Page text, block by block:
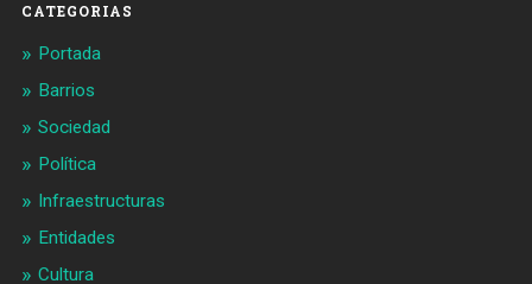
CATEGORIAS
Portada
Barrios
Sociedad
Política
Infraestructuras
Entidades
Cultura